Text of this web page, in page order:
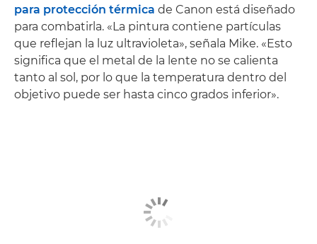
para protección térmica de Canon está diseñado
para combatirla. «La pintura contiene partículas
que reflejan la luz ultravioleta», señala Mike. «Esto
significa que el metal de la lente no se calienta
tanto al sol, por lo que la temperatura dentro del
objetivo puede ser hasta cinco grados inferior».